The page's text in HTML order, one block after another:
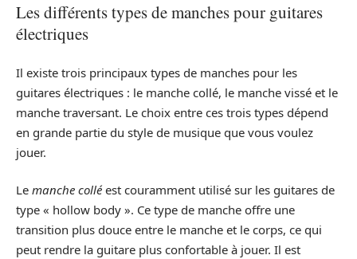
Les différents types de manches pour guitares
électriques
Il existe trois principaux types de manches pour les
guitares électriques : le manche collé, le manche vissé et le
manche traversant. Le choix entre ces trois types dépend
en grande partie du style de musique que vous voulez
jouer.
Le manche colléest couramment utilisé sur les guitares de
type « hollow body ». Ce type de manche offre une
transition plus douce entre le manche et le corps, ce qui
peut rendre la guitare plus confortable à jouer. Il est